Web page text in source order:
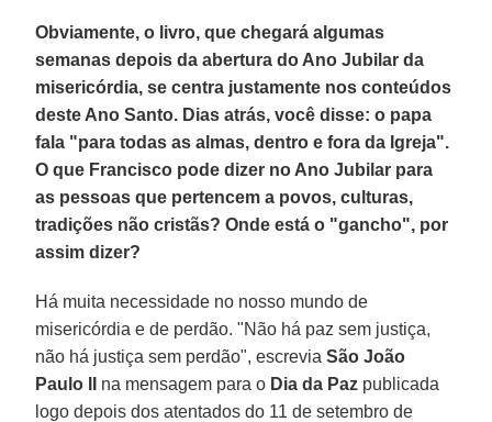
Obviamente, o livro, que chegará algumas
semanas depois da abertura do Ano Jubilar da
misericórdia, se centra justamente nos conteúdos
deste Ano Santo. Dias atrás, você disse: o papa
fala "para todas as almas, dentro e fora da Igreja".
O que Francisco pode dizer no Ano Jubilar para
as pessoas que pertencem a povos, culturas,
tradições não cristãs? Onde está o "gancho", por
assim dizer?
Há muita necessidade no nosso mundo de
misericórdia e de perdão. "Não há paz sem justiça,
não há justiça sem perdão", escreviaSão João
Paulo II
na mensagem para o Dia da Paz publicada
logo depois dos atentados do 11 de setembro de